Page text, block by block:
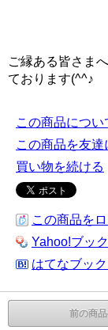
ご縁ある皆さま
ております(^^♪
この商品につ
この商品を友達
買い物を続ける
この商品を
Yahoo!ブッ
はてなブッ
前の商